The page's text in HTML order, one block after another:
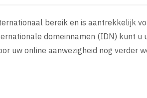
bereik en is aantrekkelijk
domeinnamen (IDN) kunt u
uw online aanwezigheid nog verder